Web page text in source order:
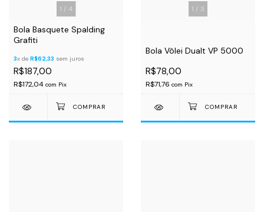
1 / 4
Bola Basquete Spalding
Grafiti
3x de R$62,33 sem juros
R$187,00
R$172,04 com Pix
1 / 3
Bola Vôlei Dualt VP 5000
R$78,00
R$71,76 com Pix